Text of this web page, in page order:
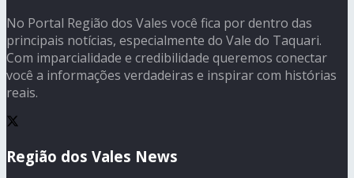
No Portal Região dos Vales você fica por dentro das
principais notícias, especialmente do Vale do Taquari.
Com imparcialidade e credibilidade queremos conectar
você a informações verdadeiras e inspirar com histórias
reais.
Região dos Vales News